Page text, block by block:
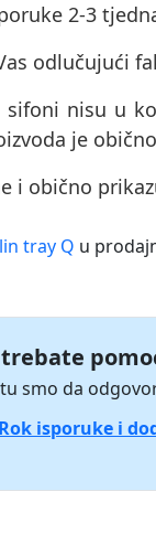
2-3
odlučujući
nisu u
je
i obično
tray Q u
smo da
Rok isporuke i